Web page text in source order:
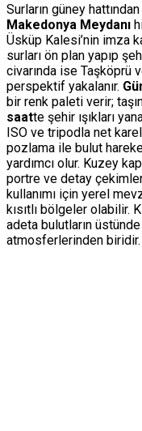
Surların güney hattından
Makedonya Meydanı
Üsküp Kalesi’nin imza
surları ön plan yapıp
civarında ise Taşköprü
perspektif yakalanır.
bir renk paleti verir;
saatte şehir ışıkları
ISO ve tripodla net
pozlama ile bulut
yardımcı olur. Kuzey
portre ve detay
kullanımı için yerel
kısıtlı bölgeler olabilir.
adeta bulutların
atmosferlerinden biridir.